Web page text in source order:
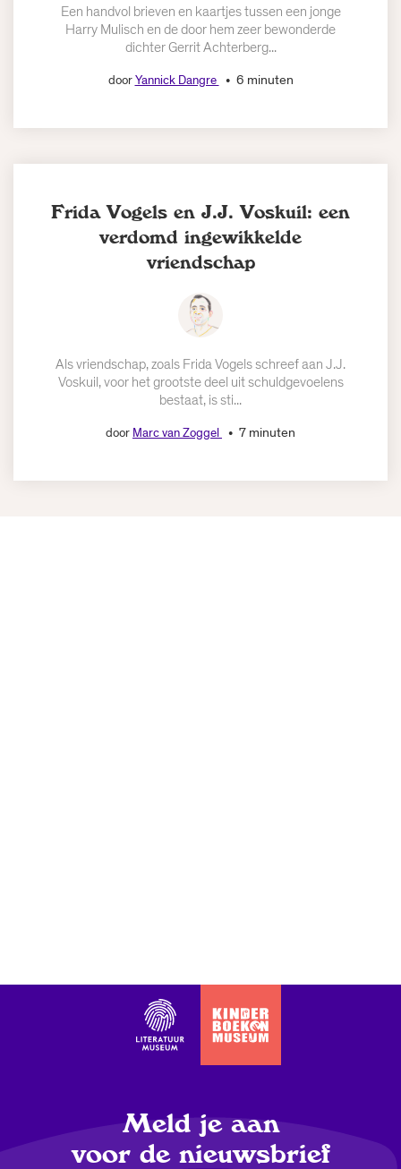
Een handvol brieven en kaartjes tussen een jonge
Harry Mulisch en de door hem zeer bewonderde
dichter Gerrit Achterberg...
doorYannick Dangre 6 minuten
Frida Vogels en J.J. Voskuil: een
verdomd ingewikkelde
vriendschap
Als vriendschap, zoals Frida Vogels schreef aan J.J.
Voskuil, voor het grootste deel uit schuldgevoelens
bestaat, is sti...
door Marc van Zoggel 7 minuten
Meld je aan
voor de nieuwsbrief